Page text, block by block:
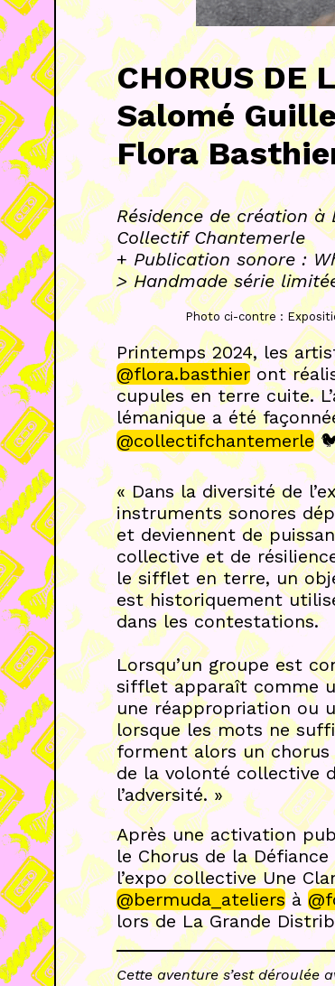
CHORUS DE
Salomé
Flora
Résidence de création
Collectif Chantemerle
+Publication sonore :
> Handmade série
Photo ci-contre :
Printemps 2024, les
@flora.basthieront
cupules en terre cuite.
lémanique a été
@collectifchantemerle
« Dans la diversité de
instruments sonores
et deviennent de
collective et de
le sifflet en terre, un
est historiquement
dans les contestations.
Lorsqu’un groupe est
sifflet apparaît comme
une réappropriation ou
lorsque les mots ne
forment alors un chorus
de la volonté collective
l’adversité. »
Après une activation
le Chorus de la
l’expo collective Une
@bermuda_ateliersà
lors de La Grande
Cette aventure s’est déroulée